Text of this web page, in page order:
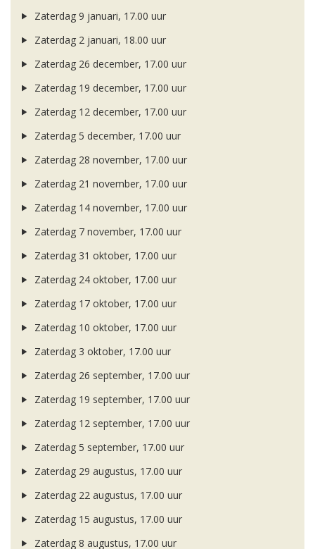
Zaterdag 9 januari, 17.00 uur
Zaterdag 2 januari, 18.00 uur
Zaterdag 26 december, 17.00 uur
Zaterdag 19 december, 17.00 uur
Zaterdag 12 december, 17.00 uur
Zaterdag 5 december, 17.00 uur
Zaterdag 28 november, 17.00 uur
Zaterdag 21 november, 17.00 uur
Zaterdag 14 november, 17.00 uur
Zaterdag 7 november, 17.00 uur
Zaterdag 31 oktober, 17.00 uur
Zaterdag 24 oktober, 17.00 uur
Zaterdag 17 oktober, 17.00 uur
Zaterdag 10 oktober, 17.00 uur
Zaterdag 3 oktober, 17.00 uur
Zaterdag 26 september, 17.00 uur
Zaterdag 19 september, 17.00 uur
Zaterdag 12 september, 17.00 uur
Zaterdag 5 september, 17.00 uur
Zaterdag 29 augustus, 17.00 uur
Zaterdag 22 augustus, 17.00 uur
Zaterdag 15 augustus, 17.00 uur
Zaterdag 8 augustus, 17.00 uur